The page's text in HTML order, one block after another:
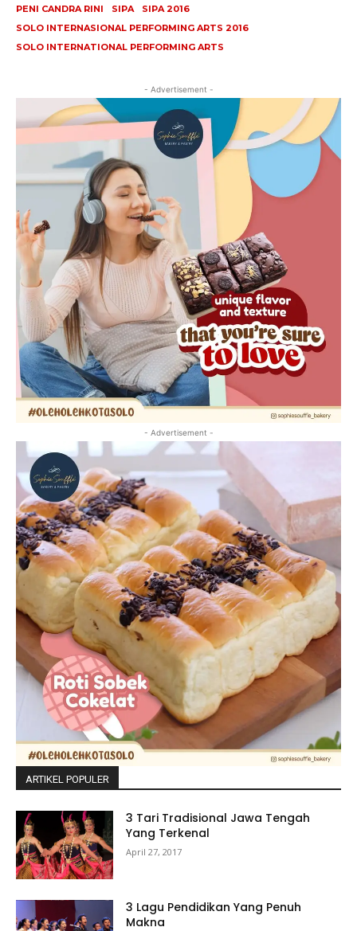
PENI CANDRA RINI SIPA
SIPA 2016
SOLO INTERNASIONAL PERFORMING ARTS 2016
SOLO INTERNATIONAL PERFORMING ARTS
- Advertisement -
- Advertisement -
ARTIKEL POPULER
3 Tari Tradisional Jawa Tengah
Yang Terkenal
April 27, 2017
3 Lagu Pendidikan Yang Penuh
Makna